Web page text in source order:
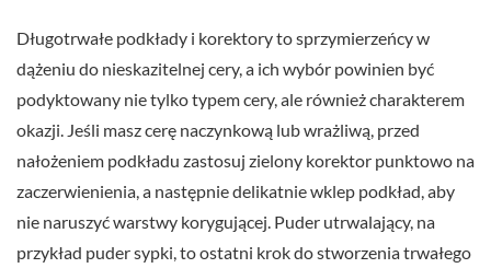
Długotrwałe podkłady i korektory to sprzymierzeńcy w
dążeniu do nieskazitelnej cery, a ich wybór powinien być
podyktowany nie tylko typem cery, ale również charakterem
okazji. Jeśli masz cerę naczynkową lub wrażliwą, przed
nałożeniem podkładu zastosuj zielony korektor punktowo na
zaczerwienienia, a następnie delikatnie wklep podkład, aby
nie naruszyć warstwy korygującej. Puder utrwalający, na
przykład puder sypki, to ostatni krok do stworzenia trwałego